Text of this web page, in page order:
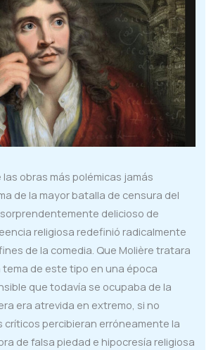
obras más polémicas jamás
de la mayor batalla de censura del
sorprendentemente delicioso de
religiosa redefinió radicalmente
de la comedia. Que Molière tratara
de este tipo en una época
que todavía se ocupaba de la
era atrevida en extremo, si no
críticos percibieran erróneamente la
de falsa piedad e hipocresía religiosa